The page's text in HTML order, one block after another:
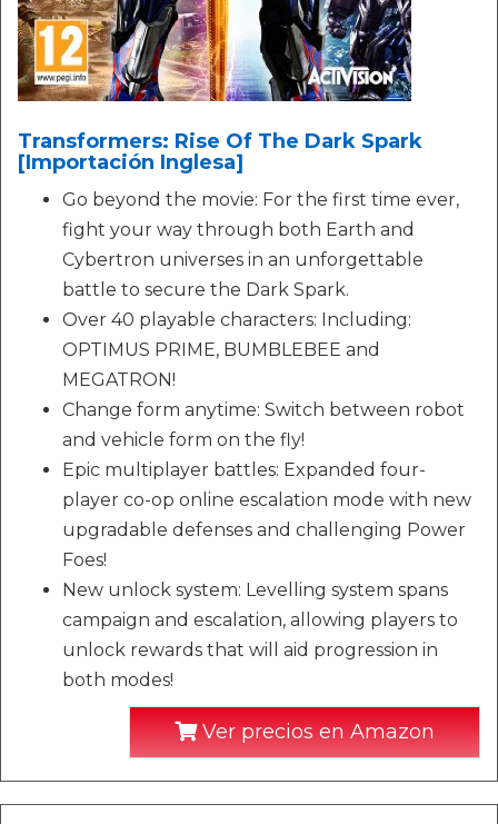
Transformers: Rise Of The Dark Spark
[Importación Inglesa]
Go beyond the movie: For the first time ever,
fight your way through both Earth and
Cybertron universes in an unforgettable
battle to secure the Dark Spark.
Over 40 playable characters: Including:
OPTIMUS PRIME, BUMBLEBEE and
MEGATRON!
Change form anytime: Switch between robot
and vehicle form on the fly!
Epic multiplayer battles: Expanded four-
player co-op online escalation mode with new
upgradable defenses and challenging Power
Foes!
New unlock system: Levelling system spans
campaign and escalation, allowing players to
unlock rewards that will aid progression in
both modes!
Ver precios en Amazon